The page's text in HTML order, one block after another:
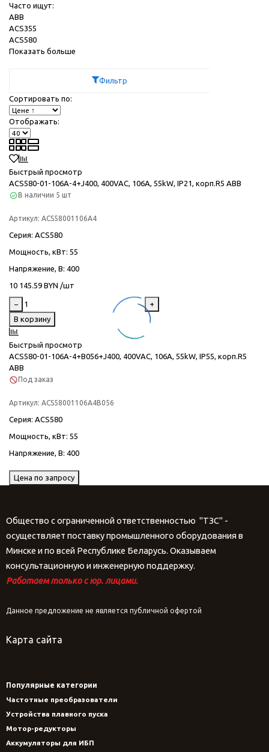
Часто ищут:
ABB
ACS355
ACS580
Показать больше
Фильтр
Сортировать по:
Отображать:
Быстрый просмотр
ACS580-01-106A-4+J400, 400VAC, 106A, 55kW, IP21, корп.R5 ABB
В наличии 5 шт
Артикул: ACS58001106A4
Серия: ACS580
Мощность, кВт: 55
Напряжение, В: 400
10 145.59 BYN /шт
−
+
В корзину
Быстрый просмотр
ACS580-01-106A-4+B056+J400, 400VAC, 106A, 55kW, IP55, корп.R5
ABB
Под заказ
Артикул: ACS58001106A4B056
Серия: ACS580
Мощность, кВт: 55
Напряжение, В: 400
Цена по запросу
Общество с ограниченной ответственностью "ТЗС" -
осуществляет поставку промышленного оборудования в
Минске и по всей Республике Беларусь. Оказываем
консультационную и инженерную поддержку.
Работаем только с юр. лицами.
Данное предложение не является публичной офертой
Карта сайта
Популярные категории
Частотные преобразователи
Устройства плавного пуска
Мотор-редукторы
Аккумуляторы для ИБП